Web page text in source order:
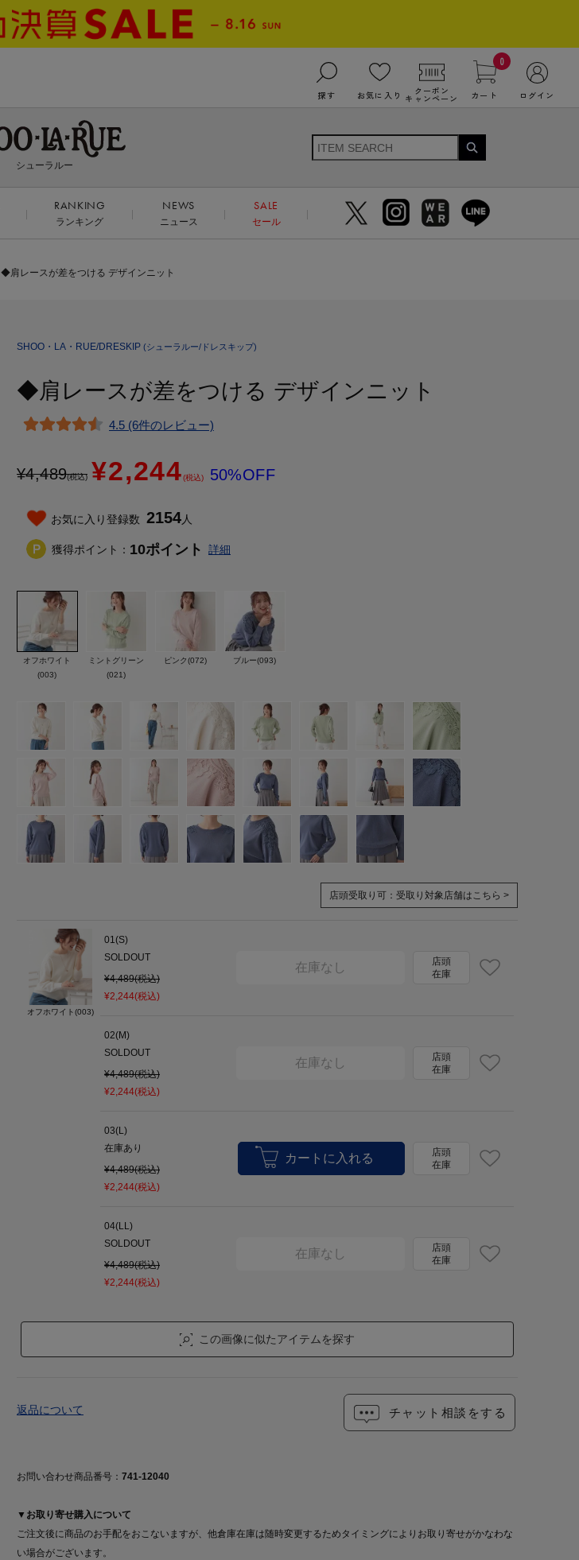
探す お気に入り クーポン
キャンペーン
0
カート ログイン
シューラルー
RANKING
ランキング
NEWS
ニュース
SALE
セール
◆肩レースが差をつける デザインニット
SHOO・LA・RUE/DRESKIP (シューラルー/ドレスキップ)
◆肩レースが差をつける デザインニット
4.5 (6件のレビュー)
¥4,489(税込) ¥2,244(税込) 50%OFF
お気に入り登録数 2154人
獲得ポイント： 10ポイント 詳細
オフホワイト
(003)
ミントグリーン
(021)
ピンク(072) ブルー(093)
店頭受取り可： 受取り対象店舗はこちら >
オフホワイト(003)
01(S)
SOLDOUT
¥4,489(税込)
¥2,244(税込)
在庫なし
店頭
在庫
02(M)
SOLDOUT
¥4,489(税込)
¥2,244(税込)
在庫なし
店頭
在庫
03(L)
在庫あり
¥4,489(税込)
¥2,244(税込)
店頭
在庫
04(LL)
SOLDOUT
¥4,489(税込)
¥2,244(税込)
在庫なし
店頭
在庫
この画像に似たアイテムを探す
チャット相談をする
返品について
お問い合わせ商品番号： 741-12040
▼お取り寄せ購入について
ご注文後に商品のお手配をおこないますが、他倉庫在庫は随時変更するためタイミングによりお取り寄せがかなわな
い場合がございます。